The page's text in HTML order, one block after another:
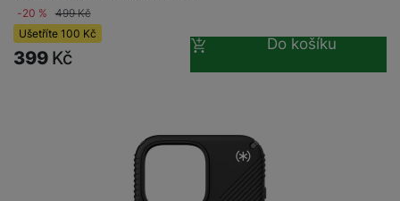
-20 % 499Kč
Ušetříte 100 Kč
399 Kč
Do košíku